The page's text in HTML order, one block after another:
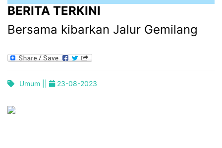
BERITA TERKINI
Bersama kibarkan Jalur Gemilang
Umum || 23-08-2023